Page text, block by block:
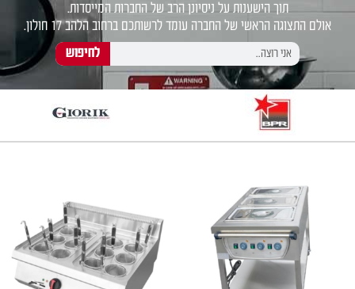
תוך הישענות על ניסיונן הרב של החברות המייסדות.
אולם התצוגה הראשי של החברה עומד לרשותכם ברחוב הלהב 17 חולון.
לחיפוש